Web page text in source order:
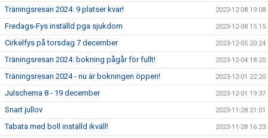
Träningsresan 2024: 9 platser kvar! 2023-12-08 19:08
Fredags-Fys inställd pga sjukdom 2023-12-08 15:15
Cirkelfys på torsdag 7 december 2023-12-05 20:24
Träningsresan 2024: bokning pågår för fullt! 2023-12-04 18:20
Träningsresan 2024 - nu är bokningen öppen! 2023-12-01 22:20
Julschema 8 - 19 december 2023-12-01 19:37
Snart jullov 2023-11-28 21:01
Tabata med boll inställd ikväll! 2023-11-28 16:23